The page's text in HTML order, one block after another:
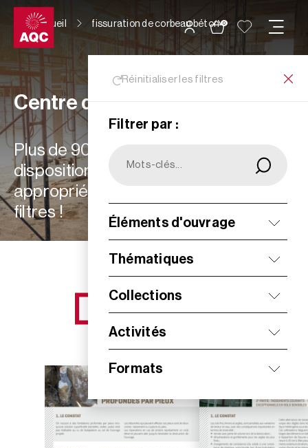
Panneau de gestion des cookies
0
Accueil fissuration de corbeau béton
Réinitialiser les filtres
Filtrer par :
Éléments d'ouvrage
Thématiques
Collections
Activités
Formats
Centre de ressources
Plus de 900 ressources à votre
disposition : choisissez les plus
appropriées à vos besoins grâce aux
filtres !
NOS NOUVEAUTÉS